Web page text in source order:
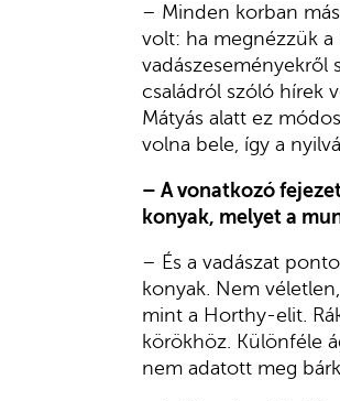
– Minden korban
volt: ha megnézzük
vadászeseményekről
családról szóló hírek
Mátyás alatt ez
volna bele, így a
– A vonatkozó
konyak, melyet a
– És a vadászat
konyak. Nem
mint a Horthy-elit.
körökhöz. Különféle
nem adatott meg